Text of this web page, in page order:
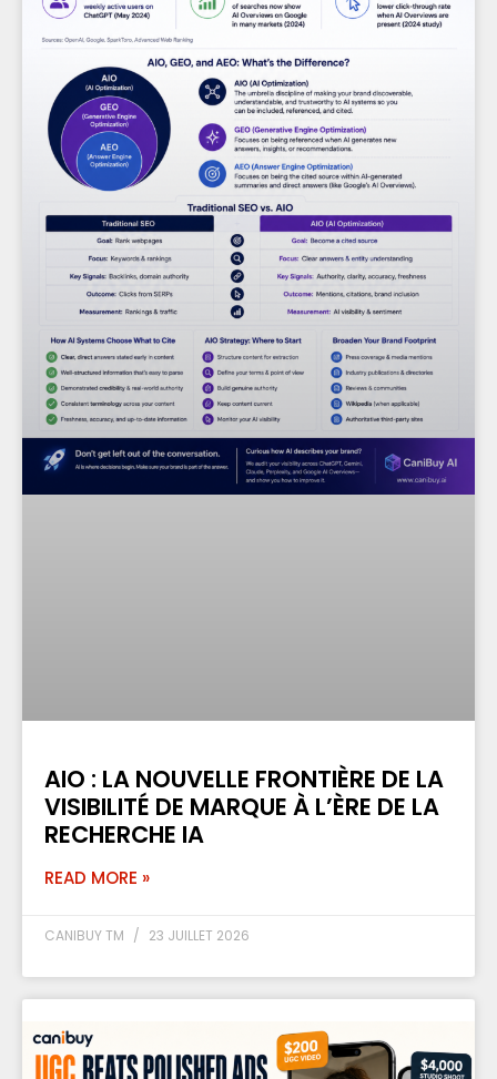
AIO : LA NOUVELLE FRONTIÈRE DE LA
VISIBILITÉ DE MARQUE À L’ÈRE DE LA
RECHERCHE IA
READ MORE »
CANIBUY TM 23 JUILLET 2026